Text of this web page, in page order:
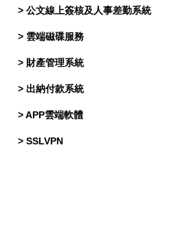
> 公文線上簽核及人事差勤系統
> 雲端磁碟服務
> 財產管理系統
> 出納付款系統
>APP雲端軟體
> SSLVPN